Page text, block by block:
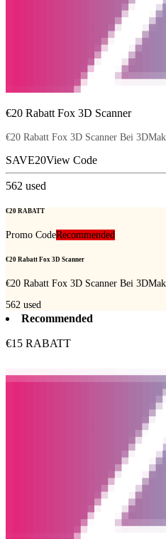
€20 Rabatt Fox 3D Scanner
€20 Rabatt Fox 3D Scanner Bei
SAVE20View Code
562 used
€20 RABATT
Promo CodeRecommended
€20 Rabatt Fox 3D Scanner
€20 Rabatt Fox 3D Scanner Bei
562 used
Recommended
€15 RABATT